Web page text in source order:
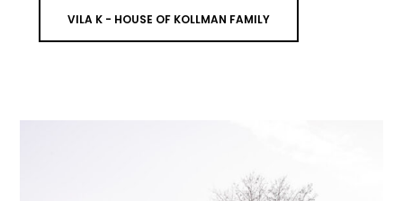
VILA K - HOUSE OF KOLLMAN FAMILY